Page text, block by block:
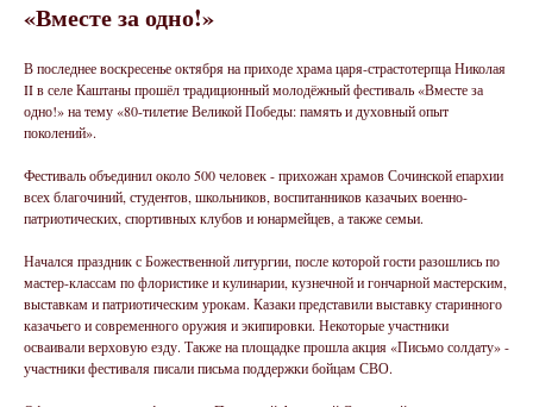
«Вместе за одно!»
В последнее воскресенье октября на приходе храма царя-страстотерпца Николая
II в селе Каштаны прошёл традиционный молодёжный фестиваль «Вместе за
одно!» на тему «80-тилетие Великой Победы: память и духовный опыт
поколений».
Фестиваль объединил около 500 человек - прихожан храмов Сочинской епархии
всех благочиний, студентов, школьников, воспитанников казачьих военно-
патриотических, спортивных клубов и юнармейцев, а также семьи.
Начался праздник с Божественной литургии, после которой гости разошлись по
мастер-классам по флористике и кулинарии, кузнечной и гончарной мастерским,
выставкам и патриотическим урокам. Казаки представили выставку старинного
казачьего и современного оружия и экипировки. Некоторые участники
осваивали верховую езду. Также на площадке прошла акция «Письмо солдату» -
участники фестиваля писали письма поддержки бойцам СВО.